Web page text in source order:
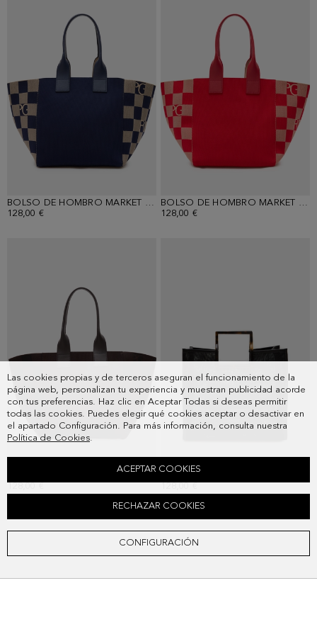
Las cookies propias y de terceros aseguran el funcionamiento de la
página web, personalizan tu experiencia y muestran publicidad acorde
con tus preferencias. Haz clic en Aceptar Todas si deseas permitir
todas las cookies. Puedes elegir qué cookies aceptar o desactivar en
el apartado Configuración. Para más información, consulta nuestra
Política de Cookies.
CONFIGURACIÓN
RECHAZAR COOKIES
ACEPTAR COOKIES
BOLSO DE HOMBRO MARKET BAG
128,00 €
BOLSO DE HOMBRO MARKET BAG
128,00 €